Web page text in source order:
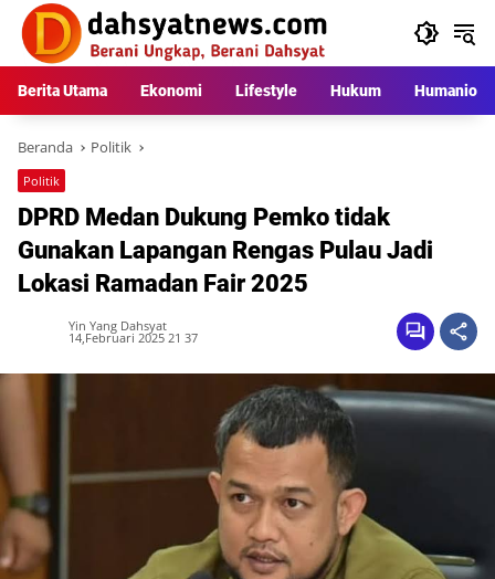
Langsung
konten
Berita Utama Ekonomi Lifestyle Hukum Humaniora
Beranda Politik
Politik
DPRD Medan Dukung Pemko tidak
Gunakan Lapangan Rengas Pulau Jadi
Lokasi Ramadan Fair 2025
Yin Yang Dahsyat
14,Februari 2025 21 37